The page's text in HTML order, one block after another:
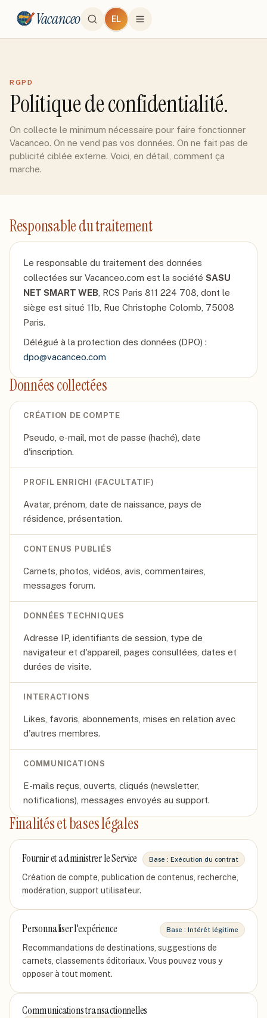
Vacanceo EL
RGPD
Politique de confidentialité.
On collecte le minimum nécessaire pour faire fonctionner
Vacanceo. On ne vend pas vos données. On ne fait pas de
publicité ciblée externe. Voici, en détail, comment ça
marche.
Responsable du traitement
Le responsable du traitement des données
collectées sur Vacanceo.com est la société SASU
NET SMART WEB , RCS Paris 811 224 708, dont le
siège est situé 11b, Rue Christophe Colomb, 75008
Paris.
Délégué à la protection des données (DPO) :
dpo@vacanceo.com
Données collectées
CRÉATION DE COMPTE
Pseudo, e-mail, mot de passe (haché), date
d'inscription.
PROFIL ENRICHI (FACULTATIF)
Avatar, prénom, date de naissance, pays de
résidence, présentation.
CONTENUS PUBLIÉS
Carnets, photos, vidéos, avis, commentaires,
messages forum.
DONNÉES TECHNIQUES
Adresse IP, identifiants de session, type de
navigateur et d'appareil, pages consultées, dates et
durées de visite.
INTERACTIONS
Likes, favoris, abonnements, mises en relation avec
d'autres membres.
COMMUNICATIONS
E-mails reçus, ouverts, cliqués (newsletter,
notifications), messages envoyés au support.
Finalités et bases légales
Fournir et administrer le Service Base : Exécution du contrat
Création de compte, publication de contenus, recherche,
modération, support utilisateur.
Personnaliser l'expérience Base : Intérêt légitime
Recommandations de destinations, suggestions de
carnets, classements éditoriaux. Vous pouvez vous y
opposer à tout moment.
Communications transactionnelles